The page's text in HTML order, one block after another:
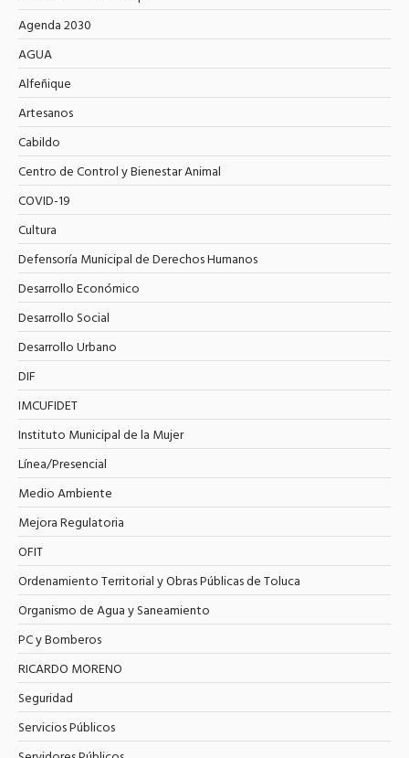
Agenda 2030
AGUA
Alfeñique
Artesanos
Cabildo
Centro de Control y Bienestar Animal
COVID-19
Cultura
Defensoría Municipal de Derechos Humanos
Desarrollo Económico
Desarrollo Social
Desarrollo Urbano
DIF
IMCUFIDET
Instituto Municipal de la Mujer
Línea/Presencial
Medio Ambiente
Mejora Regulatoria
OFIT
Ordenamiento Territorial y Obras Públicas de Toluca
Organismo de Agua y Saneamiento
PC y Bomberos
RICARDO MORENO
Seguridad
Servicios Públicos